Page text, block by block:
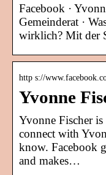
Facebook ·
Gemeinderat ·
wirklich? Mit der
http s://
Yvonne
Yvonne Fischer
connect with
know. Facebook
and makes…